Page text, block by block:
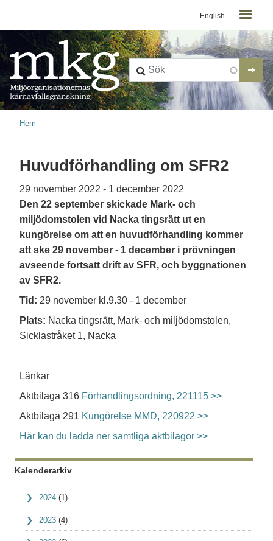
Kontaktmeny
English
Länkstig
Hem
Huvudförhandling om SFR2
29 november 2022 - 1 december 2022
Den 22 september skickade Mark- och
miljödomstolen vid Nacka tingsrätt ut en
kungörelse om att en huvudförhandling kommer
att ske 29 november - 1 december i prövningen
avseende fortsatt drift av SFR, och byggnationen
av SFR2.
Tid: 29 november kl.9.30 - 1 december
Plats: Nacka tingsrätt, Mark- och miljödomstolen,
Sicklastråket 1, Nacka
Länkar
Aktbilaga 316 Förhandlingsordning, 221115 >>
Aktbilaga 291 Kungörelse MMD, 220922 >>
Här kan du ladda ner samtliga aktbilagor >>
Kalenderarkiv
2024 (1)
2023 (4)